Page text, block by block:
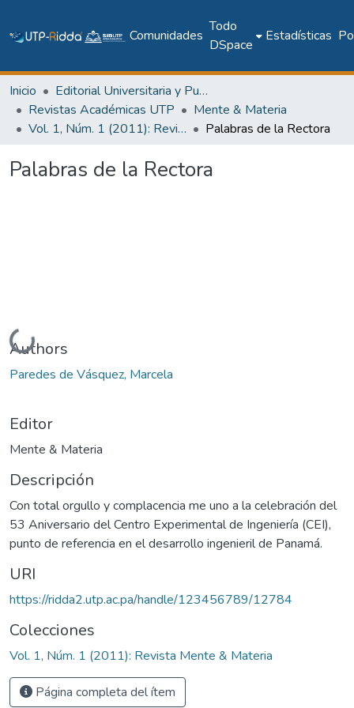
Comunidades
Todo
DSpace
Estadísticas
Inicio
Editorial Universitaria y Publicaciones Seriadas
Revistas Académicas UTP
Mente & Materia
Vol. 1, Núm. 1 (2011): Revista Mente & Materia
Palabras de la Rectora
Palabras de la Rectora
Cargando...
Authors
Paredes de Vásquez, Marcela
Editor
Mente & Materia
Descripción
Con total orgullo y complacencia me uno a la celebración del
53 Aniversario del Centro Experimental de Ingeniería (CEI),
punto de referencia en el desarrollo ingenieril de Panamá.
URI
https://ridda2.utp.ac.pa/handle/123456789/12784
Colecciones
Vol. 1, Núm. 1 (2011): Revista Mente & Materia
Página completa del ítem